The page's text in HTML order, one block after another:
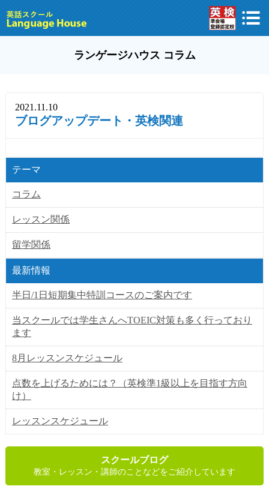
ランゲージハウス コラム
2021.11.10
ブログアップデート・英検関連
テーマ
コラム
レッスン関係
留学関係
最新情報
半日/1日短期集中特訓コースのご案内です
当スクールでは学生さんへTOEIC対策も多く行っており
ます
8月レッスンスケジュール
点数を上げるためには？（英検準1級以上を目指す方向
け）
レッスンスケジュール
スクールブログ
教室・レッスン・講師のことなどをご紹介しています